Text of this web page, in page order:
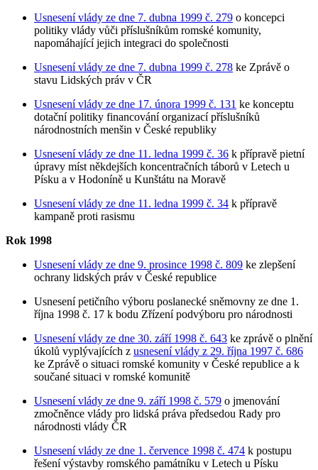
Usnesení vlády ze dne 7. dubna 1999 č. 279 o koncepci
politiky vlády vůči příslušníkům romské komunity,
napomáhající jejich integraci do společnosti
Usnesení vlády ze dne 7. dubna 1999 č. 278 ke Zprávě o
stavu Lidských práv v ČR
Usnesení vlády ze dne 17. února 1999 č. 131 ke konceptu
dotační politiky financování organizací příslušníků
národnostních menšin v České republiky
Usnesení vlády ze dne 11. ledna 1999 č. 36 k přípravě pietní
úpravy míst někdejších koncentračních táborů v Letech u
Písku a v Hodoníně u Kunštátu na Moravě
Usnesení vlády ze dne 11. ledna 1999 č. 34 k přípravě
kampaně proti rasismu
Rok 1998
Usnesení vlády ze dne 9. prosince 1998 č. 809 ke zlepšení
ochrany lidských práv v České republice
Usnesení petičního výboru poslanecké sněmovny ze dne 1.
října 1998 č. 17 k bodu Zřízení podvýboru pro národnosti
Usnesení vlády ze dne 30. září 1998 č. 643 ke zprávě o plnění
úkolů vyplývajících z usnesení vlády z 29. října 1997 č. 686
ke Zprávě o situaci romské komunity v České republice a k
součané situaci v romské komunitě
Usnesení vlády ze dne 9. září 1998 č. 579 o jmenování
zmočněnce vlády pro lidská práva předsedou Rady pro
národnosti vlády ČR
Usnesení vlády ze dne 1. července 1998 č. 474 k postupu
řešení výstavby romského památníku v Letech u Písku